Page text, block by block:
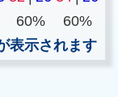
60%
60%
表示されます